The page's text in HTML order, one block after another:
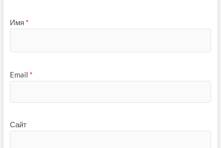
Имя *
Email *
Сайт